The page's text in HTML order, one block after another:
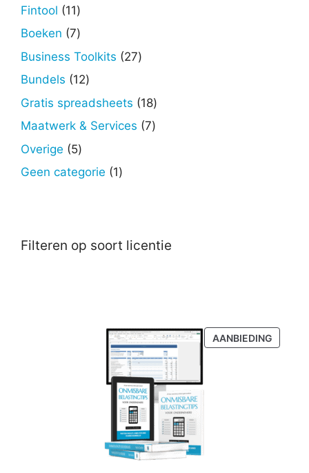
Fintool 1111
producten
Boeken 77
producten
Business Toolkits 2727
Bundels 1212
producten
Gratis spreadsheets 1818
producten
Maatwerk & Services 77
Overige 55
producten
Geen categorie 11
Filteren op soort licentie
AANBIEDING
IN